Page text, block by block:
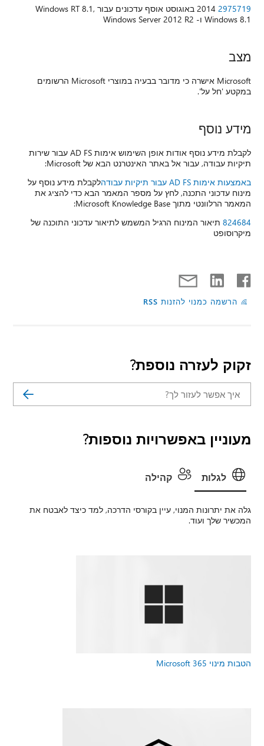
2975719
2014 באוגוסט אוסף עדכונים עבור Windows RT 8.1,
Windows 8.1 ו- Windows Server 2012 R2
מצב
Microsoft אישרה כי מדובר בבעיה במוצרי Microsoft הרשומים
במקטע 'חל על'.
מידע נוסף
לקבלת מידע נוסף אודות אופן השימוש אימות AD FS עבור שירות
תיקיות עבודה, עבור אל באתר האינטרנט הבא של Microsoft:
באמצעות אימות AD FS עבור תיקיות עבודה
לקבלת מידע נוסף על
מינוח עדכוני התכנה, לחץ על מספר המאמר הבא כדי להציג את
המאמר הרלוונטי מתוך Microsoft Knowledge Base:
824684 תיאור המינוח הרגיל המשמש לתיאור עדכוני התוכנה של
מיקרוסופט
הרשמה כמנוי להזנות RSS
זקוק לעזרה נוספת?
מעוניין באפשרויות נוספות?
לגלות קהילה
גלה את יתרונות המנוי, עיין בקורסי הדרכה, למד כיצד לאבטח את
המכשיר שלך ועוד.
הטבות מינוי Microsoft 365